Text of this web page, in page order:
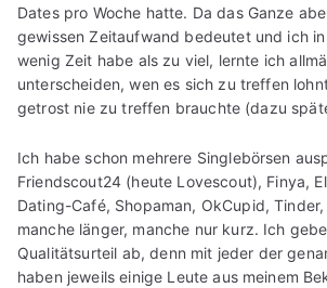
Dates pro Woche hatte. Da das Ganze
gewissen Zeitaufwand bedeutet und ich
wenig Zeit habe als zu viel, lernte ich
unterscheiden, wen es sich zu treffen
getrost nie zu treffen brauchte (dazu
Ich habe schon mehrere Singlebörsen
Friendscout24 (heute Lovescout), Finya,
Dating-Café, Shopaman, OkCupid, Tinder,
manche länger, manche nur kurz. Ich
Qualitätsurteil ab, denn mit jeder der
haben jeweils einige Leute aus meinem